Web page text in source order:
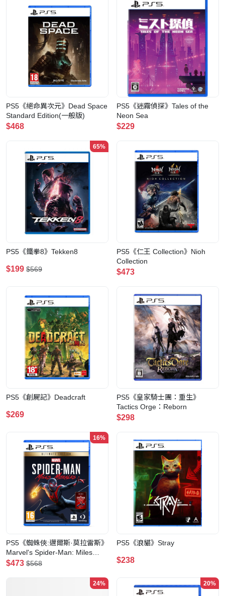
PS5《絕命異次元》Dead Space
Standard Edition(一般版)
$468
PS5《迷霧偵探》Tales of the
Neon Sea
$229
65%
PS5《鐵拳8》Tekken8
$199 $569
PS5《仁王 Collection》Nioh
Collection
$473
PS5《創屍記》Deadcraft
$269
PS5《皇家騎士團：重生》
Tactics Orge：Reborn
$298
16%
PS5《蜘蛛俠:邁爾斯·莫拉雷斯》
Marvel's Spider-Man: Miles
Morales(旗艦版)
$473 $568
PS5《浪貓》Stray
$238
24% 20%